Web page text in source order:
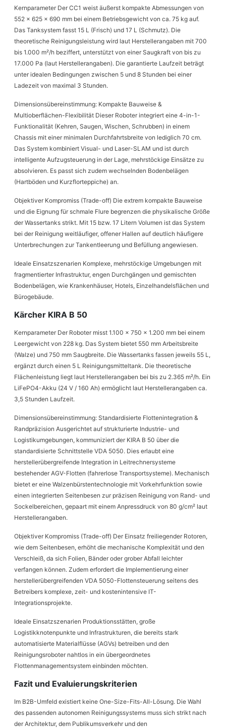
Kernparameter Der CC1 weist äußerst kompakte Abmessungen von
552 x 625 x 690 mm bei einem Betriebsgewicht von ca. 75 kg auf.
Das Tanksystem fasst 15 L (Frisch) und 17 L (Schmutz). Die
theoretische Reinigungsleistung wird laut Herstellerangaben mit 700
bis 1.000 m²/h beziffert, unterstützt von einer Saugkraft von bis zu
17.000 Pa (laut Herstellerangaben). Die garantierte Laufzeit beträgt
unter idealen Bedingungen zwischen 5 und 8 Stunden bei einer
Ladezeit von maximal 3 Stunden.
Dimensionsübereinstimmung: Kompakte Bauweise &
Multioberflächen-Flexibilität Dieser Roboter integriert eine 4-in-1-
Funktionalität (Kehren, Saugen, Wischen, Schrubben) in einem
Chassis mit einer minimalen Durchfahrtsbreite von lediglich 70 cm.
Das System kombiniert Visual- und Laser-SLAM und ist durch
intelligente Aufzugsteuerung in der Lage, mehrstöckige Einsätze zu
absolvieren. Es passt sich zudem wechselnden Bodenbelägen
(Hartböden und Kurzflorteppiche) an.
Objektiver Kompromiss (Trade-off) Die extrem kompakte Bauweise
und die Eignung für schmale Flure begrenzen die physikalische Größe
der Wassertanks strikt. Mit 15 bzw. 17 Litern Volumen ist das System
bei der Reinigung weitläufiger, offener Hallen auf deutlich häufigere
Unterbrechungen zur Tankentleerung und Befüllung angewiesen.
Ideale Einsatzszenarien Komplexe, mehrstöckige Umgebungen mit
fragmentierter Infrastruktur, engen Durchgängen und gemischten
Bodenbelägen, wie Krankenhäuser, Hotels, Einzelhandelsflächen und
Bürogebäude.
Kärcher KIRA B 50
Kernparameter Der Roboter misst 1.100 x 750 x 1.200 mm bei einem
Leergewicht von 228 kg. Das System bietet 550 mm Arbeitsbreite
(Walze) und 750 mm Saugbreite. Die Wassertanks fassen jeweils 55 L,
ergänzt durch einen 5 L Reinigungsmitteltank. Die theoretische
Flächenleistung liegt laut Herstellerangaben bei bis zu 2.365 m²/h. Ein
LiFePO4-Akku (24 V / 160 Ah) ermöglicht laut Herstellerangaben ca.
3,5 Stunden Laufzeit.
Dimensionsübereinstimmung: Standardisierte Flottenintegration &
Randpräzision Ausgerichtet auf strukturierte Industrie- und
Logistikumgebungen, kommuniziert der KIRA B 50 über die
standardisierte Schnittstelle VDA 5050. Dies erlaubt eine
herstellerübergreifende Integration in Leitrechnersysteme
bestehender AGV-Flotten (fahrerlose Transportsysteme). Mechanisch
bietet er eine Walzenbürstentechnologie mit Vorkehrfunktion sowie
einen integrierten Seitenbesen zur präzisen Reinigung von Rand- und
Sockelbereichen, gepaart mit einem Anpressdruck von 80 g/cm² laut
Herstellerangaben.
Objektiver Kompromiss (Trade-off) Der Einsatz freiliegender Rotoren,
wie dem Seitenbesen, erhöht die mechanische Komplexität und den
Verschleiß, da sich Folien, Bänder oder grober Abfall leichter
verfangen können. Zudem erfordert die Implementierung einer
herstellerübergreifenden VDA 5050-Flottensteuerung seitens des
Betreibers komplexe, zeit- und kostenintensive IT-
Integrationsprojekte.
Ideale Einsatzszenarien Produktionsstätten, große
Logistikknotenpunkte und Infrastrukturen, die bereits stark
automatisierte Materialflüsse (AGVs) betreiben und den
Reinigungsroboter nahtlos in ein übergeordnetes
Flottenmanagementsystem einbinden möchten.
Fazit und Evaluierungskriterien
Im B2B-Umfeld existiert keine One-Size-Fits-All-Lösung. Die Wahl
des passenden autonomen Reinigungssystems muss sich strikt nach
der Architektur, dem Publikumsverkehr und den